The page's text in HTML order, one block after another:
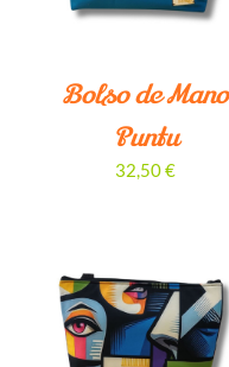
Bolso de Mano
Puntu
32,50€